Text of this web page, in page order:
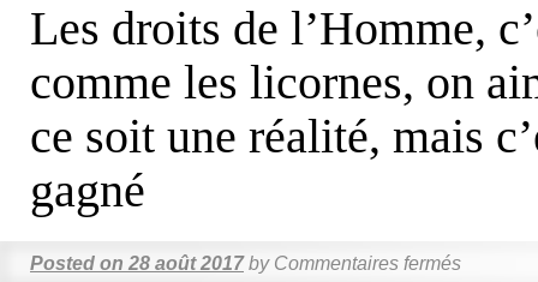
Les droits de l’Homme,
comme les licornes, on
ce soit une réalité, mais
gagné
Posted on 28 août 2017 by Commentaires fermés